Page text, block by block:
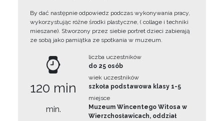
By dać następnie odpowiedz podczas wykonywania pracy,
wykorzystując różne środki plastyczne, ( collage i techniki
mieszane). Stworzony przez siebie portret dzieci zabierają
ze sobą jako pamiątka ze spotkania w muzeum.
120 min
min.
liczba uczestników
do 25 osób
wiek uczestników
szkoła podstawowa klasy 1-5
miejsce
Muzeum Wincentego Witosa w
Wierzchosławicach, oddział